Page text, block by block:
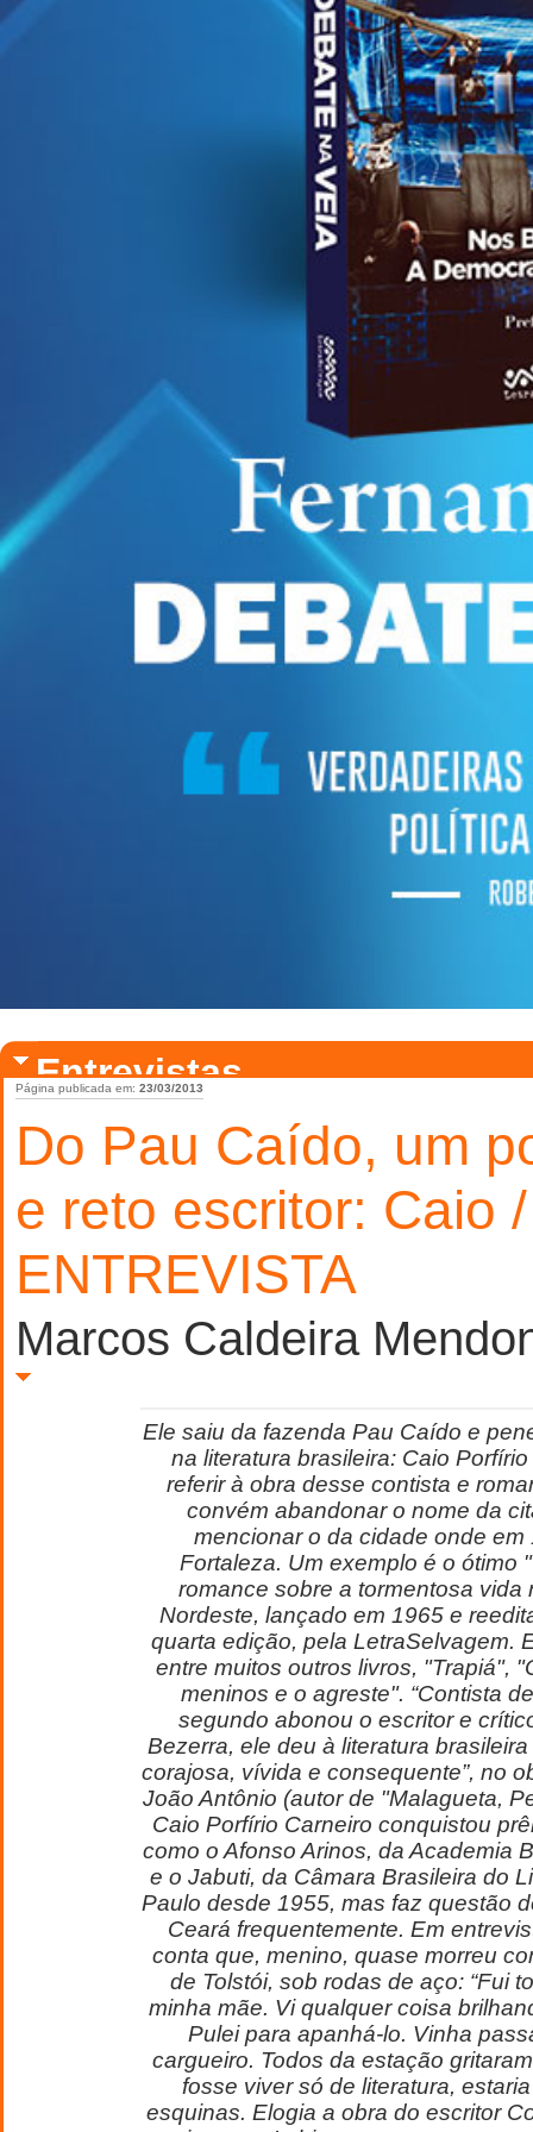
Entrevistas
Do Pau Caído, um
e reto escritor: Caio /
ENTREVISTA
Página publicada em: 23/03/2013
Marcos Caldeira
Ele saiu da fazenda Pau Caído e
na literatura brasileira: Caio
referir à obra desse contista e
convém abandonar o nome da
mencionar o da cidade onde em
Fortaleza. Um exemplo é o ótimo
romance sobre a tormentosa vida
Nordeste, lançado em 1965 e
quarta edição, pela LetraSelvagem.
entre muitos outros livros, "Trapiá",
meninos e o agreste". “Contista
segundo abonou o escritor e
Bezerra, ele deu à literatura
corajosa, vívida e consequente”, no
João Antônio (autor de "Malagueta,
Caio Porfírio Carneiro conquistou
como o Afonso Arinos, da Academia
e o Jabuti, da Câmara Brasileira do
Paulo desde 1955, mas faz questão
Ceará frequentemente. Em
conta que, menino, quase morreu
de Tolstói, sob rodas de aço: “Fui
minha mãe. Vi qualquer coisa
Pulei para apanhá-lo. Vinha
cargueiro. Todos da estação
fosse viver só de literatura,
esquinas. Elogia a obra do escritor